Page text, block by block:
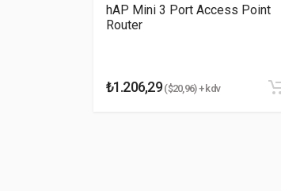
hAP Mini 3 Port Access Point
Router
₺1.206,29($20,96) + kdv